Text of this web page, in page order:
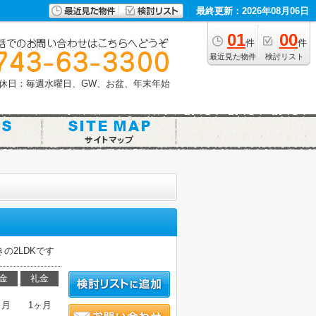
最終更新：2026年08月06日
01件
最近見た物件
00件
検討リスト
日：毎週水曜日、GW、お盆、年末年始
の2LDKです
礼金
1ヶ月